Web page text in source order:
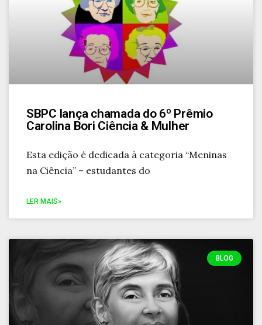
SBPC lança chamada do 6º Prêmio
Carolina Bori Ciência & Mulher
Esta edição é dedicada à categoria “Meninas
na Ciência” – estudantes do
LER MAIS»
BLOG